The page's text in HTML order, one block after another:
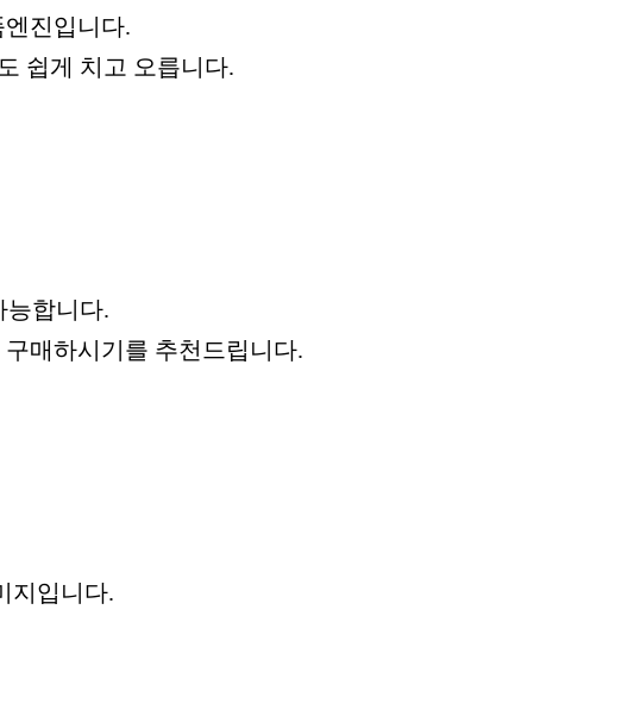
진입니다.
쉽게 치고 오릅니다.
능합니다.
매하시기를 추천드립니다.
지입니다.